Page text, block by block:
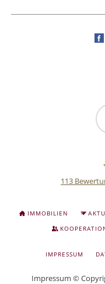
113
NAVIGATION
ÜBERSPRINGEN
IMMOBILIEN
NAVIGATION
IMPRESSUM
Impressum ©